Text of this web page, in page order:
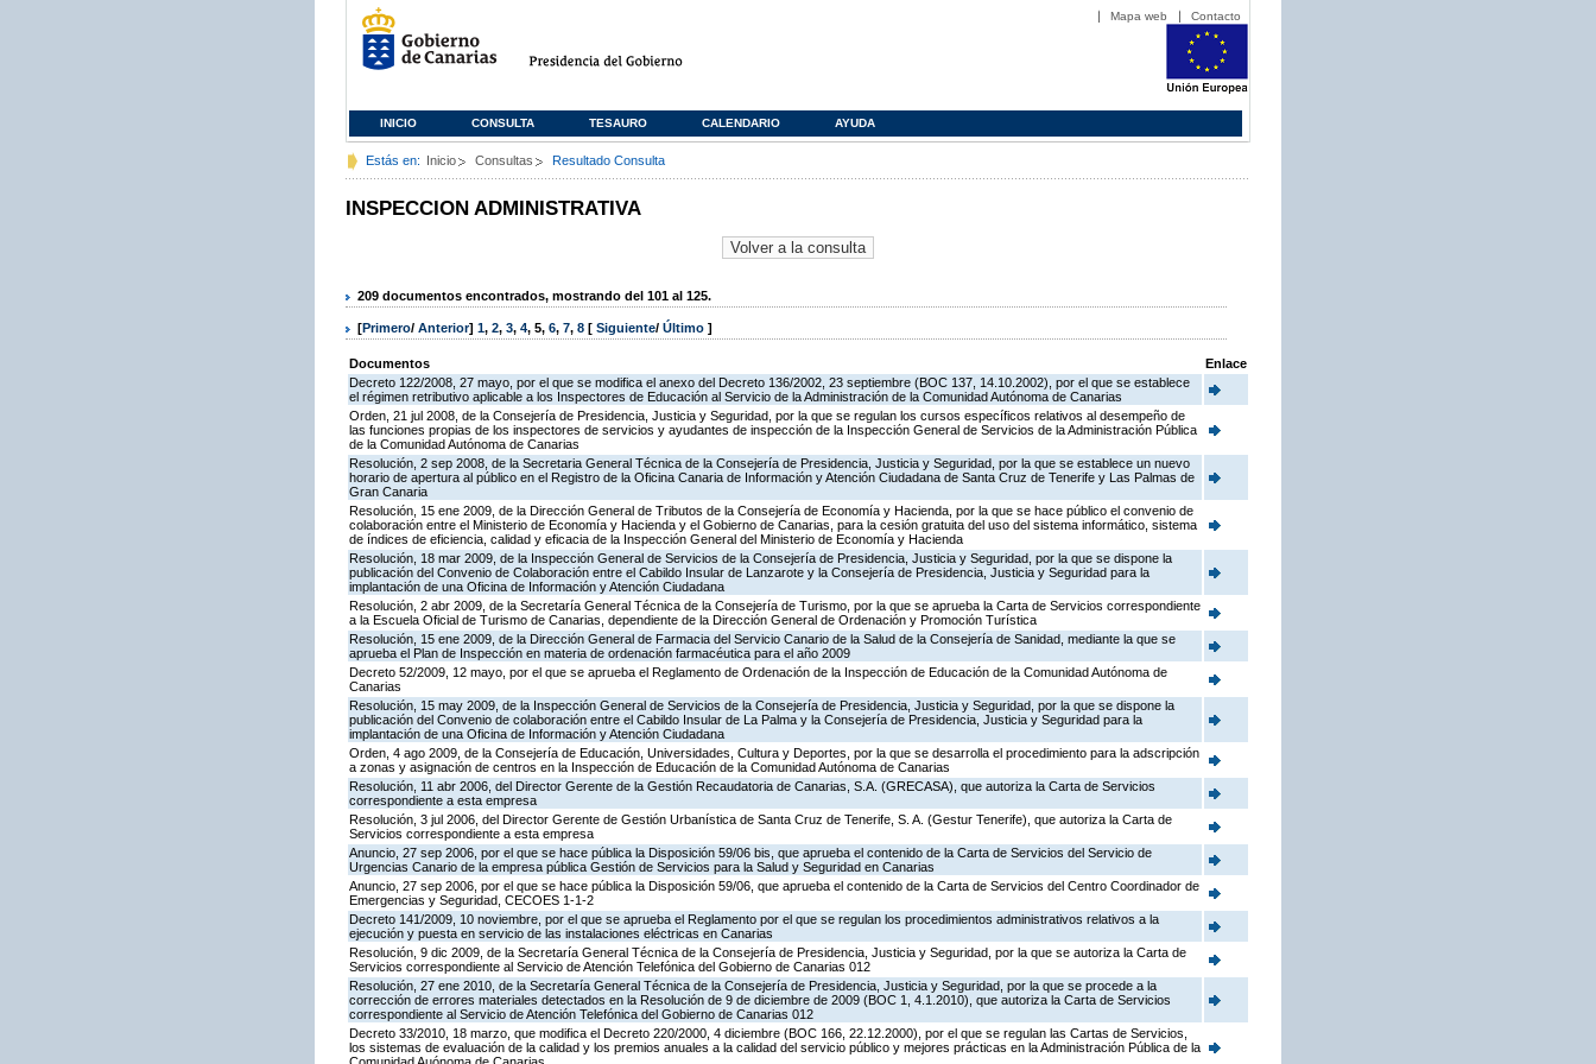
Mapa web Contacto
INICIO CONSULTA TESAURO CALENDARIO AYUDA
Estás en: Inicio Consultas Resultado Consulta
INSPECCION ADMINISTRATIVA
209 documentos encontrados, mostrando del 101 al 125.
[Primero/ Anterior] 1, 2, 3, 4, 5, 6, 7, 8 [ Siguiente/ Último ]
Documentos
Enlace
Decreto 122/2008, 27 mayo, por el que se modifica el anexo del Decreto 136/2002, 23 septiembre (BOC 137, 14.10.2002), por el que se establece
el régimen retributivo aplicable a los Inspectores de Educación al Servicio de la Administración de la Comunidad Autónoma de Canarias
Orden, 21 jul 2008, de la Consejería de Presidencia, Justicia y Seguridad, por la que se regulan los cursos específicos relativos al desempeño de
las funciones propias de los inspectores de servicios y ayudantes de inspección de la Inspección General de Servicios de la Administración Pública
de la Comunidad Autónoma de Canarias
Resolución, 2 sep 2008, de la Secretaria General Técnica de la Consejería de Presidencia, Justicia y Seguridad, por la que se establece un nuevo
horario de apertura al público en el Registro de la Oficina Canaria de Información y Atención Ciudadana de Santa Cruz de Tenerife y Las Palmas de
Gran Canaria
Resolución, 15 ene 2009, de la Dirección General de Tributos de la Consejería de Economía y Hacienda, por la que se hace público el convenio de
colaboración entre el Ministerio de Economía y Hacienda y el Gobierno de Canarias, para la cesión gratuita del uso del sistema informático, sistema
de índices de eficiencia, calidad y eficacia de la Inspección General del Ministerio de Economía y Hacienda
Resolución, 18 mar 2009, de la Inspección General de Servicios de la Consejería de Presidencia, Justicia y Seguridad, por la que se dispone la
publicación del Convenio de Colaboración entre el Cabildo Insular de Lanzarote y la Consejería de Presidencia, Justicia y Seguridad para la
implantación de una Oficina de Información y Atención Ciudadana
Resolución, 2 abr 2009, de la Secretaría General Técnica de la Consejería de Turismo, por la que se aprueba la Carta de Servicios correspondiente
a la Escuela Oficial de Turismo de Canarias, dependiente de la Dirección General de Ordenación y Promoción Turística
Resolución, 15 ene 2009, de la Dirección General de Farmacia del Servicio Canario de la Salud de la Consejería de Sanidad, mediante la que se
aprueba el Plan de Inspección en materia de ordenación farmacéutica para el año 2009
Decreto 52/2009, 12 mayo, por el que se aprueba el Reglamento de Ordenación de la Inspección de Educación de la Comunidad Autónoma de
Canarias
Resolución, 15 may 2009, de la Inspección General de Servicios de la Consejería de Presidencia, Justicia y Seguridad, por la que se dispone la
publicación del Convenio de colaboración entre el Cabildo Insular de La Palma y la Consejería de Presidencia, Justicia y Seguridad para la
implantación de una Oficina de Información y Atención Ciudadana
Orden, 4 ago 2009, de la Consejería de Educación, Universidades, Cultura y Deportes, por la que se desarrolla el procedimiento para la adscripción
a zonas y asignación de centros en la Inspección de Educación de la Comunidad Autónoma de Canarias
Resolución, 11 abr 2006, del Director Gerente de la Gestión Recaudatoria de Canarias, S.A. (GRECASA), que autoriza la Carta de Servicios
correspondiente a esta empresa
Resolución, 3 jul 2006, del Director Gerente de Gestión Urbanística de Santa Cruz de Tenerife, S. A. (Gestur Tenerife), que autoriza la Carta de
Servicios correspondiente a esta empresa
Anuncio, 27 sep 2006, por el que se hace pública la Disposición 59/06 bis, que aprueba el contenido de la Carta de Servicios del Servicio de
Urgencias Canario de la empresa pública Gestión de Servicios para la Salud y Seguridad en Canarias
Anuncio, 27 sep 2006, por el que se hace pública la Disposición 59/06, que aprueba el contenido de la Carta de Servicios del Centro Coordinador de
Emergencias y Seguridad, CECOES 1-1-2
Decreto 141/2009, 10 noviembre, por el que se aprueba el Reglamento por el que se regulan los procedimientos administrativos relativos a la
ejecución y puesta en servicio de las instalaciones eléctricas en Canarias
Resolución, 9 dic 2009, de la Secretaría General Técnica de la Consejería de Presidencia, Justicia y Seguridad, por la que se autoriza la Carta de
Servicios correspondiente al Servicio de Atención Telefónica del Gobierno de Canarias 012
Resolución, 27 ene 2010, de la Secretaría General Técnica de la Consejería de Presidencia, Justicia y Seguridad, por la que se procede a la
corrección de errores materiales detectados en la Resolución de 9 de diciembre de 2009 (BOC 1, 4.1.2010), que autoriza la Carta de Servicios
correspondiente al Servicio de Atención Telefónica del Gobierno de Canarias 012
Decreto 33/2010, 18 marzo, que modifica el Decreto 220/2000, 4 diciembre (BOC 166, 22.12.2000), por el que se regulan las Cartas de Servicios,
los sistemas de evaluación de la calidad y los premios anuales a la calidad del servicio público y mejores prácticas en la Administración Pública de la